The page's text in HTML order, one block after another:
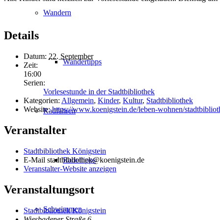
Wandern
Wandertipps
Radfahren
Radeltipps
Schwimmen
Details
Datum: 22. September
Zeit:
16:00
Serien:
Vorlesestunde in der Stadtbibliothek
Kategorien: Allgemein, Kinder, Kultur, Stadtbibliothek
Website: https://www.koenigstein.de/leben-wohnen/
Veranstalter
Stadtbibliothek Königstein
E-Mail stadtbibliothek@koenigstein.de
Veranstalter-Website anzeigen
Veranstaltungsort
Stadtbibliothek Königstein